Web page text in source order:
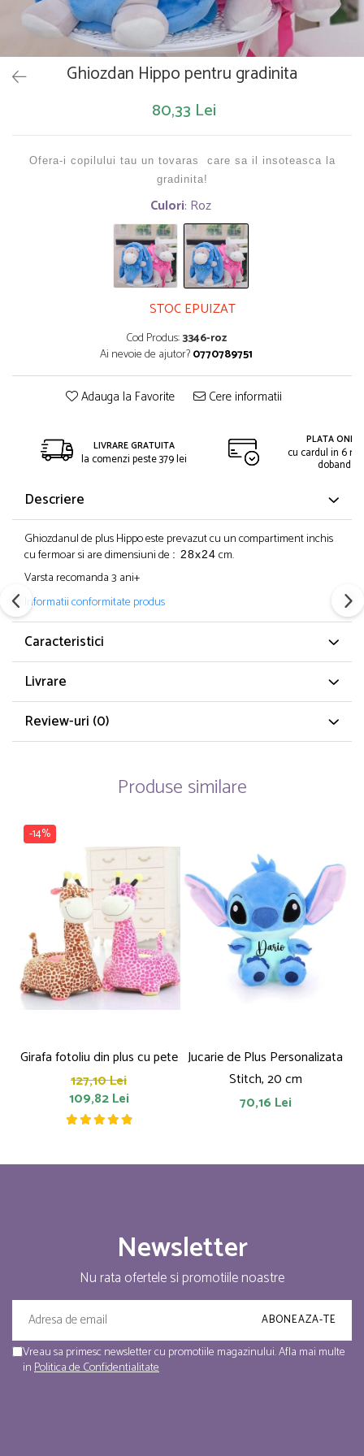
Papusi si accesorii
Trenulete si masinute
Unelte si bancuri de lucru
Ghiozdan Hippo pentru gradinita
80,33 Lei
Ofera-i copilului tau un tovaras care sa il insoteasca la
gradinita!
Culori: Roz
STOC EPUIZAT
Cod Produs:3346-roz
Ai nevoie de ajutor?0770789751
Adauga la Favorite Cere informatii
LIVRARE GRATUITA
la comenzi peste 379 lei
PLATA
cu cardul in 6
dobanda
Descriere
Ghiozdanul de plus Hippo este prevazut cu un compartiment inchis
cu fermoar si are dimensiuni de : 28x24 cm.
Varsta recomanda 3 ani+
Informatii conformitate produs
Caracteristici
Livrare
Review-uri (0)
Produse similare
-14%
Girafa fotoliu din plus cu pete
127,10 Lei
109,82 Lei
Jucarie de Plus Personalizata
Stitch, 20 cm
70,16 Lei
Newsletter
Nu rata ofertele si promotiile noastre
Vreau sa primesc newsletter cu promotiile magazinului. Afla mai multe
inPolitica de Confidentialitate